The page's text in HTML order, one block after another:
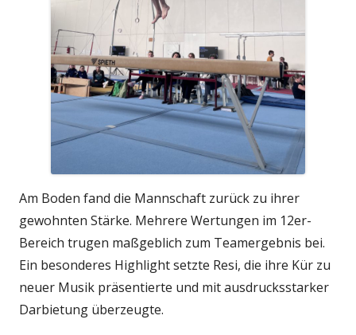
Am Boden fand die Mannschaft zurück zu ihrer
gewohnten Stärke. Mehrere Wertungen im 12er-
Bereich trugen maßgeblich zum Teamergebnis bei.
Ein besonderes Highlight setzte Resi, die ihre Kür zu
neuer Musik präsentierte und mit ausdrucksstarker
Darbietung überzeugte.